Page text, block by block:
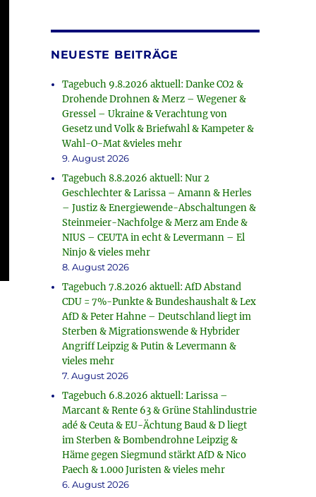
NEUESTE BEITRÄGE
Tagebuch 9.8.2026 aktuell: Danke CO2 &
Drohende Drohnen & Merz – Wegener &
Gressel – Ukraine & Verachtung von
Gesetz und Volk & Briefwahl & Kampeter &
Wahl-O-Mat &vieles mehr
9. August 2026
Tagebuch 8.8.2026 aktuell: Nur 2
Geschlechter & Larissa – Amann & Herles
– Justiz & Energiewende-Abschaltungen &
Steinmeier-Nachfolge & Merz am Ende &
NIUS – CEUTA in echt & Levermann – El
Ninjo & vieles mehr
8. August 2026
Tagebuch 7.8.2026 aktuell: AfD Abstand
CDU = 7%-Punkte & Bundeshaushalt & Lex
AfD & Peter Hahne – Deutschland liegt im
Sterben & Migrationswende & Hybrider
Angriff Leipzig & Putin & Levermann &
vieles mehr
7. August 2026
Tagebuch 6.8.2026 aktuell: Larissa –
Marcant & Rente 63 & Grüne Stahlindustrie
adé & Ceuta & EU-Ächtung Baud & D liegt
im Sterben & Bombendrohne Leipzig &
Häme gegen Siegmund stärkt AfD & Nico
Paech & 1.000 Juristen & vieles mehr
6. August 2026